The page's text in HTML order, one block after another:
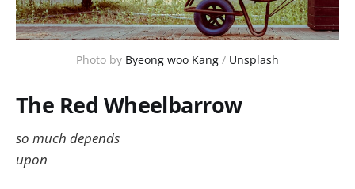
Photo by Byeong woo Kang / Unsplash
The Red Wheelbarrow
so much depends
upon